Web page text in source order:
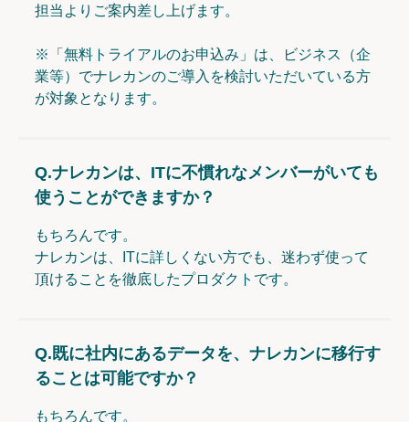
担当よりご案内差し上げます。
※「無料トライアルのお申込み」は、ビジネス（企
業等）でナレカンのご導入を検討いただいている方
が対象となります。
Q.ナレカンは、ITに不慣れなメンバーがいても
使うことができますか？
もちろんです。
ナレカンは、ITに詳しくない方でも、迷わず使って
頂けることを徹底したプロダクトです。
Q.既に社内にあるデータを、ナレカンに移行す
ることは可能ですか？
もちろんです。